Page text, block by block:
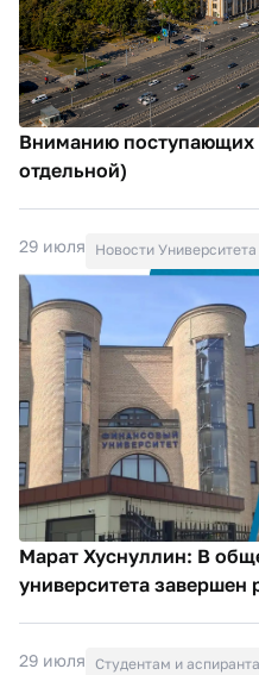
Вниманию поступающих
отдельной)
29 июля Новости Университета
Марат Хуснуллин: В
университета
29 июля Студентам и